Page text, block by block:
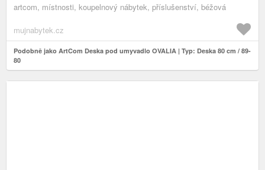
artcom, místnosti, koupelnový nábytek, příslušenství, béžová
mujnabytek.cz
Podobně jako ArtCom Deska pod umyvadlo OVALIA | Typ: Deska 80 cm / 89-
80